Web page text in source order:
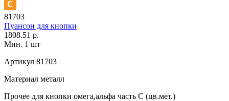
81703
Пуансон для кнопки
1808.51 р.
Мин. 1 шт
Артикул 81703
Материал металл
Прочее для кнопки омега,альфа часть С (цв.мет.)